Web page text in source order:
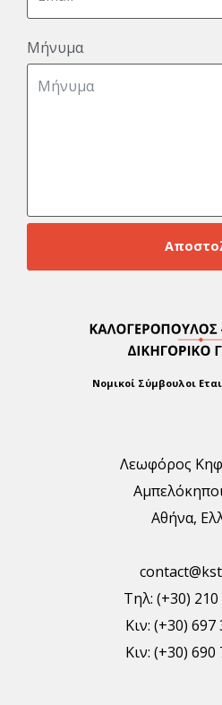
Νομικοί Σύμβουλοι
Λεωφόρος
Αθήνα,
Τηλ: (+30)
Κιν: (+30) 697
Κιν: (+30) 690
Μήνυμα